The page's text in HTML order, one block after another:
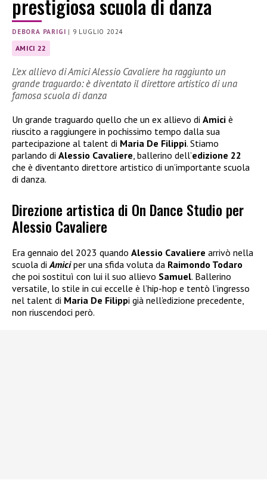
prestigiosa scuola di danza
DEBORA PARIGI | 9 LUGLIO 2024
AMICI 22
L’ex allievo di Amici Alessio Cavaliere ha raggiunto un
grande traguardo: è diventato il direttore artistico di una
famosa scuola di danza
Un grande traguardo quello che un ex allievo di Amici è
riuscito a raggiungere in pochissimo tempo dalla sua
partecipazione al talent di Maria De Filippi. Stiamo
parlando di Alessio Cavaliere, ballerino dell’edizione 22
che è diventanto direttore artistico di un’importante scuola
di danza.
Direzione artistica di On Dance Studio per
Alessio Cavaliere
Era gennaio del 2023 quando Alessio Cavaliere arrivò nella
scuola di Amiciper una sfida voluta da Raimondo Todaro
che poi sostituì con lui il suo allievo Samuel. Ballerino
versatile, lo stile in cui eccelle è l’hip-hop e tentò l’ingresso
nel talent di Maria De Filippi già nell’edizione precedente,
non riuscendoci però.